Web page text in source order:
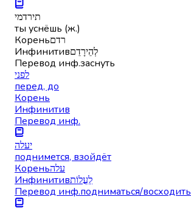
תירדמי
ты уснёшь (ж.)
Кореньרדם
Инфинитивלְהֵירָדֵם
Перевод инф.заснуть
לפני
перед, до
Корень
Инфинитив
Перевод инф.
יעלה
поднимется, взойдёт
Кореньעלה
Инфинитивלַעֲלוֹת
Перевод инф.подниматься/восходить